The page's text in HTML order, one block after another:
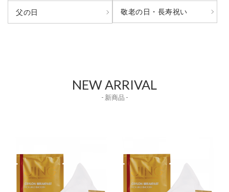
父の日 敬老の日・長寿祝い
NEW ARRIVAL
- 新商品 -